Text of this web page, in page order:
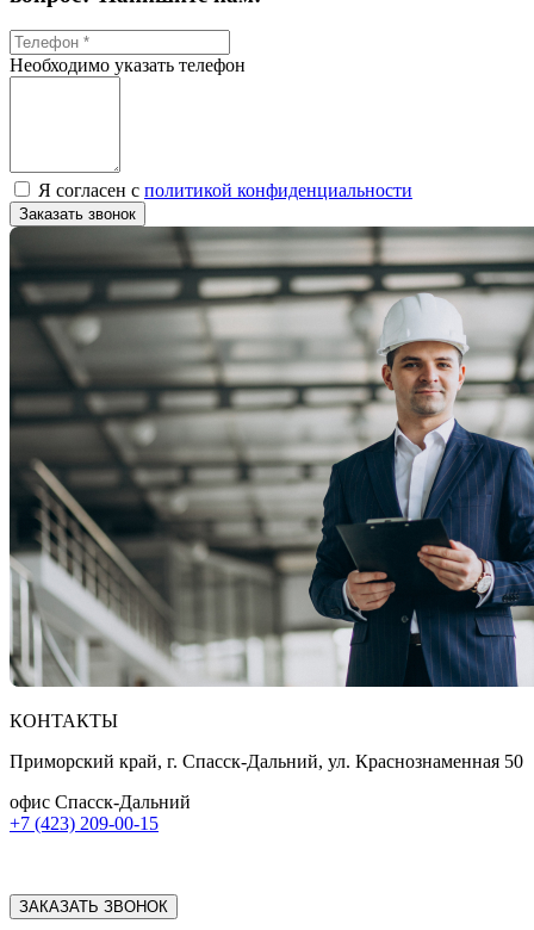
Необходимо указать телефон
Я согласен с политикой конфиденциальности
Заказать звонок
КОНТАКТЫ
Приморский край, г. Спасск-Дальний, ул. Краснознаменная 50
офис Спасск-Дальний
+7 (423) 209-00-15
ЗАКАЗАТЬ ЗВОНОК